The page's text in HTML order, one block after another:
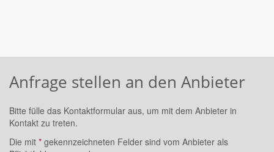
Anfrage stellen an den Anbieter
Bitte fülle das Kontaktformular aus, um mit dem Anbieter in
Kontakt zu treten.
Die mit * gekennzeichneten Felder sind vom Anbieter als